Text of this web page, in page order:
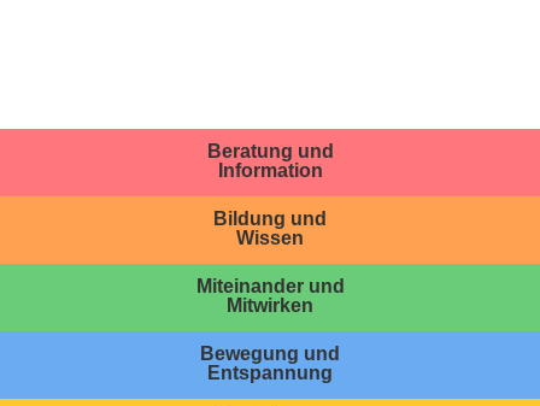
Beratung und
Information
Bildung und
Wissen
Miteinander und
Mitwirken
Bewegung und
Entspannung